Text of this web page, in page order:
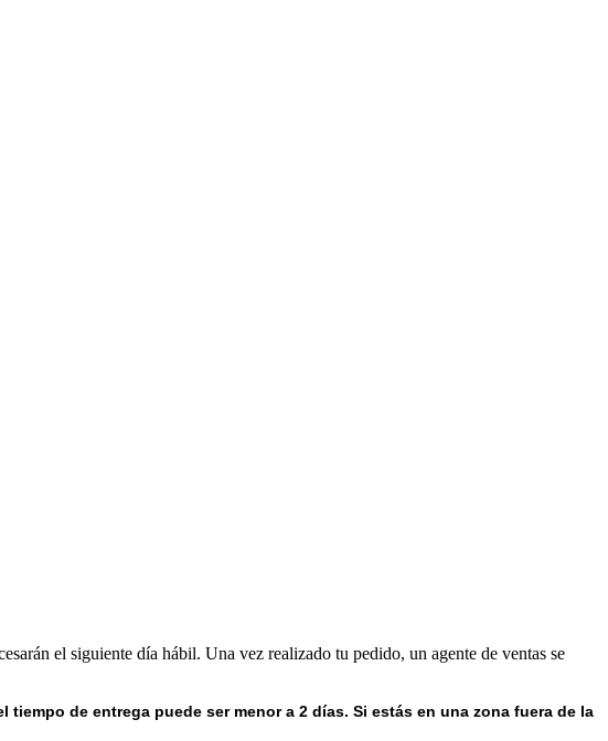
el siguiente día hábil. Una vez realizado tu pedido, un agente de ventas se
tiempo de entrega puede ser menor a 2 días. Si estás en una zona fuera de la